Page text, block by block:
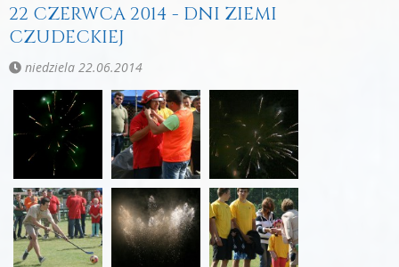
22 CZERWCA 2014 - DNI ZIEMI
CZUDECKIEJ
niedziela 22.06.2014